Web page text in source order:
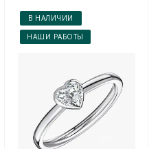
В НАЛИЧИИ
НАШИ РАБОТЫ